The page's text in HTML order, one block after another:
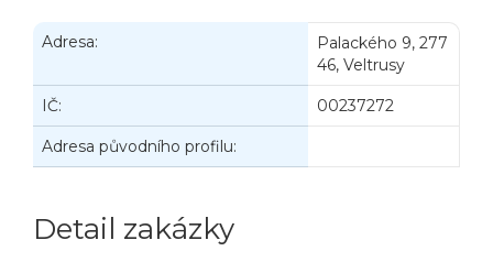
Adresa:
Palackého 9, 277
46, Veltrusy
IČ: 00237272
Adresa původního profilu:
Detail zakázky